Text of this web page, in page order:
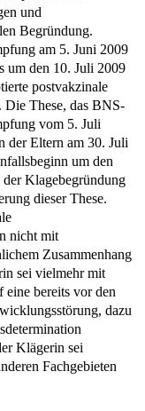
Begründung.
am 5. Juni 2009
um den 10. Juli 2009
postvakzinale
These, das BNS-
vom 5. Juli
der Eltern am 30. Juli
um den
Klagebegründung
dieser These.
nicht mit
Zusammenhang
sei vielmehr mit
bereits vor den
dazu
Klägerin sei
Fachgebieten